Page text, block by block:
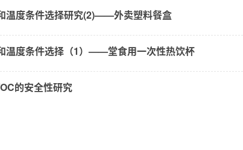
温度条件选择研究(2)——外卖塑料餐盒
温度条件选择（1）——堂食用一次性热饮杯
的安全性研究